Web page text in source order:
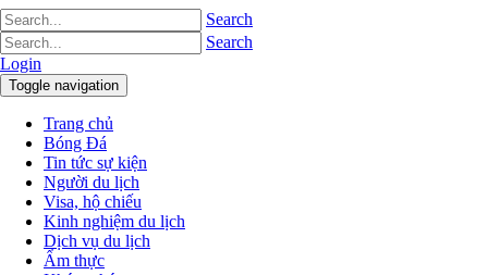
Search
Search
Login
Toggle navigation
Trang chủ
Bóng Đá
Tin tức sự kiện
Người du lịch
Visa, hộ chiếu
Kinh nghiệm du lịch
Dịch vụ du lịch
Ẩm thực